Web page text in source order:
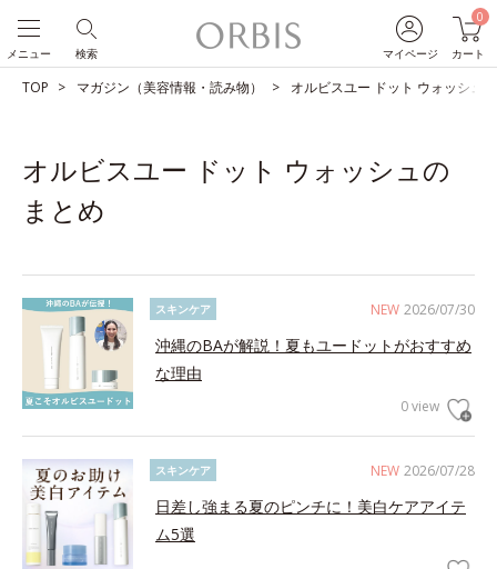
マイページ
0
カート
検索
メニュー
TOP マガジン（美容情報・読み物） オルビスユー ドット ウォッシュ
オルビスユー ドット ウォッシュの
まとめ
NEW 2026/07/30
スキンケア
沖縄のBAが解説！夏もユードットがおすすめ
な理由
0 view
NEW 2026/07/28
スキンケア
日差し強まる夏のピンチに！美白ケアアイテ
ム5選